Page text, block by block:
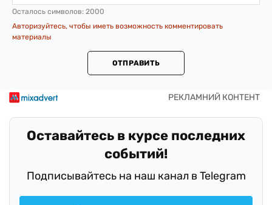
Осталось символов: 2000
Авторизуйтесь, чтобы иметь возможность комментировать
материалы
ОТПРАВИТЬ
Оставайтесь в курсе последних
событий!
Подписывайтесь на наш канал в Telegram